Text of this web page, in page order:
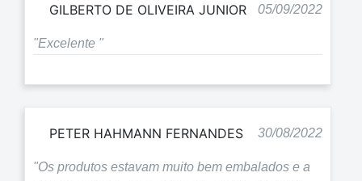
GILBERTO DE OLIVEIRA JUNIOR 05/09/2022
"Excelente "
PETER HAHMANN FERNANDES 30/08/2022
"Os produtos estavam muito bem embalados e a